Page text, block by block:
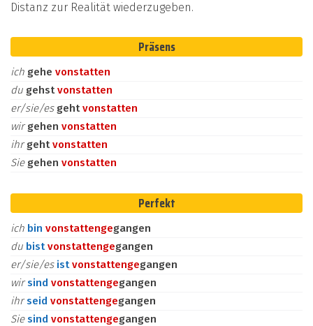
Distanz zur Realität wiederzugeben.
Präsens
ich gehe vonstatten
du gehstvonstatten
er/sie/es gehtvonstatten
wirgehen vonstatten
ihrgehtvonstatten
Sie gehen vonstatten
Perfekt
ich bin vonstattengegangen
du bistvonstattengegangen
er/sie/es istvonstattengegangen
wirsind vonstattengegangen
ihrseid vonstattengegangen
Siesind vonstattengegangen